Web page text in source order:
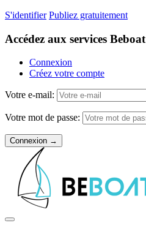
S'identifier Publiez gratuitement
Accédez aux services Beboat
Connexion
Créez votre compte
Votre e-mail:
Votre mot de passe: